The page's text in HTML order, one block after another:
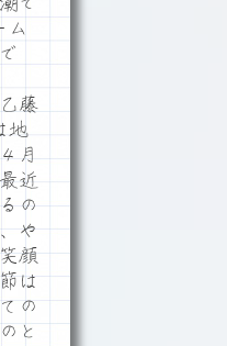
ム
藤
地
月
近
の
や
顔
は
の
と